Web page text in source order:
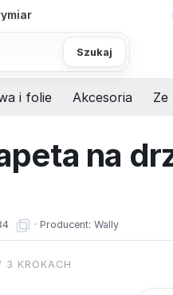
Szukaj
i folie Akcesoria Ze
na
· Producent: Wally
3 KROKACH